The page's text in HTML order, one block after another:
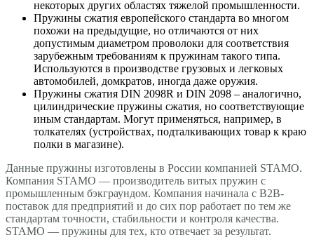
некоторых других областях тяжелой промышленности.
Пружины сжатия европейского стандарта во многом
похожи на предыдущие, но отличаются от них
допустимым диаметром проволоки для соответствия
зарубежным требованиям к пружинам такого типа.
Используются в производстве грузовых и легковых
автомобилей, домкратов, иногда даже оружия.
Пружины сжатия DIN 2098R и DIN 2098 – аналогично,
цилиндрические пружины сжатия, но соответствующие
иным стандартам. Могут применяться, например, в
толкателях (устройствах, подталкивающих товар к краю
полки в магазине).
Данные пружины изготовлены в России компанией STAMO.
Компания STAMO — производитель витых пружин с
промышленным бэкграундом. Компания начинала с B2B-
поставок для предприятий и до сих пор работает по тем же
стандартам точности, стабильности и контроля качества.
STAMO — пружины для тех, кто отвечает за результат.